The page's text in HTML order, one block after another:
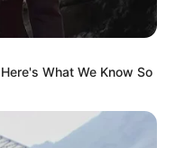
What We Know So